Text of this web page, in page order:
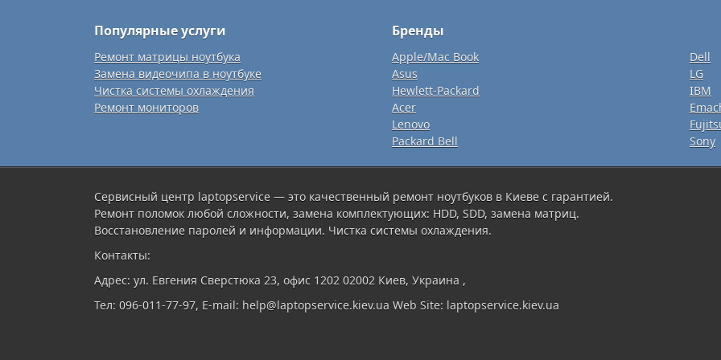
Популярные услуги Бренды
Ремонт матрицы ноутбука
Замена видеочипа в ноутбуке
Чистка системы охлаждения
Ремонт мониторов
Apple/Mac Book
Asus
Hewlett-Packard
Acer
Lenovo
Packard Bell
Dell
LG
IBM
Sony
Сервисный центр laptopservice — это качественный ремонт ноутбуков в Киеве с гарантией.
Ремонт поломок любой сложности, замена комплектующих: HDD, SDD, замена матриц.
Восстановление паролей и информации. Чистка системы охлаждения.
Контакты:
Адрес: ул. Евгения Сверстюка 23, офис 1202 02002 Киев, Украина ,
Тел: 096-011-77-97, E-mail: help@laptopservice.kiev.ua Web Site: laptopservice.kiev.ua